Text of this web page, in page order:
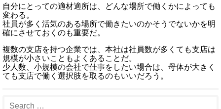
自分にとっての適材適所は、どんな場所で働くかによっても
変わる。
社員が多く活気のある場所で働きたいのかそうでないかを明
確にさせておくのも重要だ。
複数の支店を持つ企業では、本社は社員数が多くても支店は
規模が小さいこともよくあることだ。
少人数、小規模の会社で仕事をしたい場合は、母体が大きく
ても支店で働く選択肢を取るのもいいだろう。